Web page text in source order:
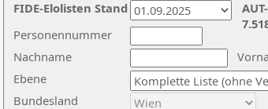
Nachname
Ebene
Personennummer
Bundesland
FIDE-Elolisten Stand